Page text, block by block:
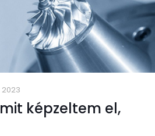
2023
képzeltem el,